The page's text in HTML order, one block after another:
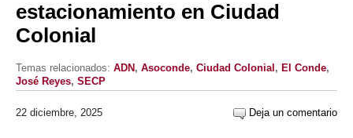
estacionamiento en Ciudad
Colonial
Temas relacionados: ADN , Asoconde, Ciudad Colonial , El Conde,
José Reyes, SECP
22 diciembre, 2025 Deja un comentario